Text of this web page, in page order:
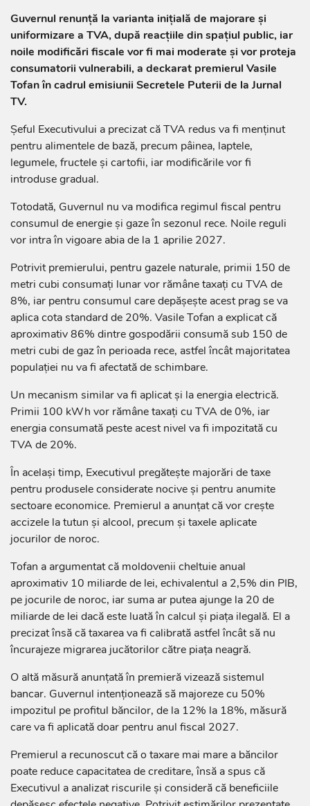
Guvernul renunță la varianta inițială de majorare și
uniformizare a TVA, după reacțiile din spațiul public, iar
noile modificări fiscale vor fi mai moderate și vor proteja
consumatorii vulnerabili, a deckarat premierul Vasile
Tofan în cadrul emisiunii Secretele Puterii de la Jurnal
TV.
Șeful Executivului a precizat că TVA redus va fi menținut
pentru alimentele de bază, precum pâinea, laptele,
legumele, fructele și cartofii, iar modificările vor fi
introduse gradual.
Totodată, Guvernul nu va modifica regimul fiscal pentru
consumul de energie și gaze în sezonul rece. Noile reguli
vor intra în vigoare abia de la 1 aprilie 2027.
Potrivit premierului, pentru gazele naturale, primii 150 de
metri cubi consumați lunar vor rămâne taxați cu TVA de
8%, iar pentru consumul care depășește acest prag se va
aplica cota standard de 20%. Vasile Tofan a explicat că
aproximativ 86% dintre gospodării consumă sub 150 de
metri cubi de gaz în perioada rece, astfel încât majoritatea
populației nu va fi afectată de schimbare.
Un mecanism similar va fi aplicat și la energia electrică.
Primii 100 kWh vor rămâne taxați cu TVA de 0%, iar
energia consumată peste acest nivel va fi impozitată cu
TVA de 20%.
În același timp, Executivul pregătește majorări de taxe
pentru produsele considerate nocive și pentru anumite
sectoare economice. Premierul a anunțat că vor crește
accizele la tutun și alcool, precum și taxele aplicate
jocurilor de noroc.
Tofan a argumentat că moldovenii cheltuie anual
aproximativ 10 miliarde de lei, echivalentul a 2,5% din PIB,
pe jocurile de noroc, iar suma ar putea ajunge la 20 de
miliarde de lei dacă este luată în calcul și piața ilegală. El a
precizat însă că taxarea va fi calibrată astfel încât să nu
încurajeze migrarea jucătorilor către piața neagră.
O altă măsură anunțată în premieră vizează sistemul
bancar. Guvernul intenționează să majoreze cu 50%
impozitul pe profitul băncilor, de la 12% la 18%, măsură
care va fi aplicată doar pentru anul fiscal 2027.
Premierul a recunoscut că o taxare mai mare a băncilor
poate reduce capacitatea de creditare, însă a spus că
Executivul a analizat riscurile și consideră că beneficiile